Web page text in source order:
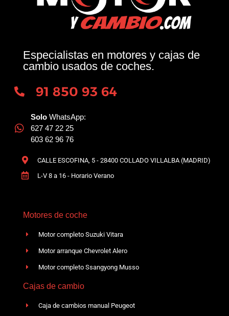
Especialistas en motores y cajas de
cambio usados de coches.
91 850 93 64
Solo WhatsApp:
627 47 22 25
603 62 96 76
CALLE ESCOFINA, 5 - 28400 COLLADO VILLALBA (MADRID)
L-V 8 a 16 - Horario Verano
Motores de coche
Motor completo Suzuki Vitara
Motor arranque Chevrolet Alero
Motor completo Ssangyong Musso
Cajas de cambio
Caja de cambios manual Peugeot